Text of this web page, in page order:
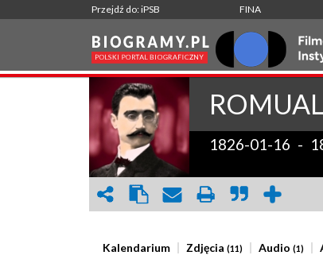
Przejdź do: iPSB FINA
1826-01-16 -
Kalendarium Zdjęcia(11) Audio(1)